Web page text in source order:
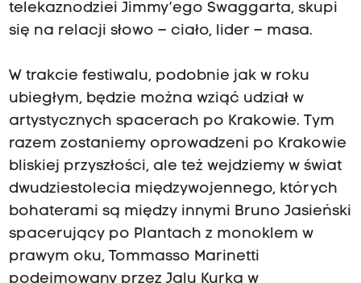
telekaznodziei Jimmy’ego Swaggarta, skupi
się na relacji słowo – ciało, lider – masa.
W trakcie festiwalu, podobnie jak w roku
ubiegłym, będzie można wziąć udział w
artystycznych spacerach po Krakowie. Tym
razem zostaniemy oprowadzeni po Krakowie
bliskiej przyszłości, ale też wejdziemy w świat
dwudziestolecia międzywojennego, których
bohaterami są między innymi Bruno Jasieński
spacerujący po Plantach z monoklem w
prawym oku, Tommasso Marinetti
podejmowany przez Jalu Kurka w